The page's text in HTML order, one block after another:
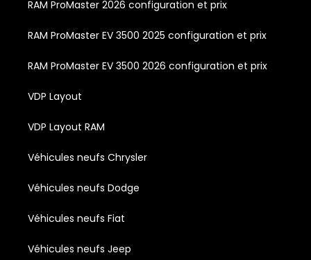
RAM ProMaster 2026 configuration et prix
RAM ProMaster EV 3500 2025 configuration et prix
RAM ProMaster EV 3500 2026 configuration et prix
VDP Layout
VDP Layout RAM
Véhicules neufs Chrysler
Véhicules neufs Dodge
Véhicules neufs Fiat
Véhicules neufs Jeep